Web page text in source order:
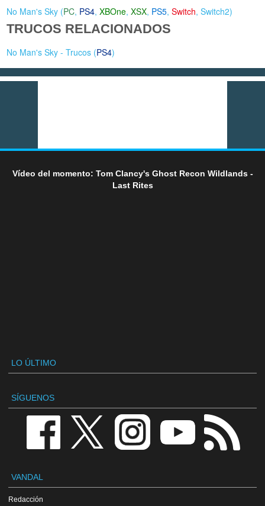
No Man's Sky (PC, PS4,XBOne,XSX, PS5,Switch,Switch2)
TRUCOS RELACIONADOS
No Man's Sky - Trucos (PS4)
Vídeo del momento: Tom Clancy's Ghost Recon Wildlands -
Last Rites
LO ÚLTIMO
SÍGUENOS
VANDAL
Redacción